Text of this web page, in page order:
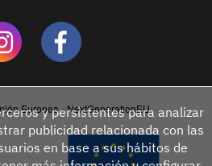
Europea - NextGenerationEU
y persistentes para analizar
publicidad relacionada con las
en base a sus hábitos de